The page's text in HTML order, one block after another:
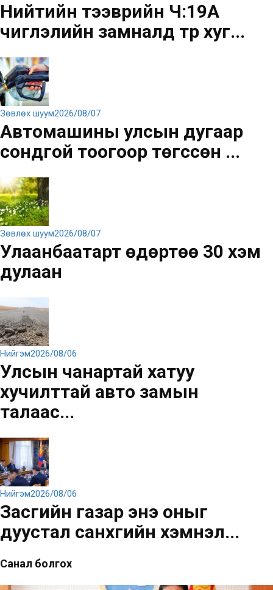
Нийтийн тээврийн Ч:19А
чиглэлийн замналд түр хуг...
Зөвлөх шуум2026/08/07
Автомашины улсын дугаар
сондгой тоогоор төгссөн ...
Зөвлөх шуум2026/08/07
Улаанбаатарт өдөртөө 30 хэм
дулаан
Нийгэм2026/08/06
Улсын чанартай хатуу
хучилттай авто замын
талаас...
Нийгэм2026/08/06
Засгийн газар энэ оныг
дуустал санхүүгийн хэмнэл...
Санал болгох